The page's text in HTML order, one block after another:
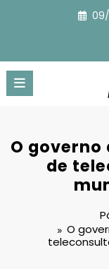
O governo
de
O